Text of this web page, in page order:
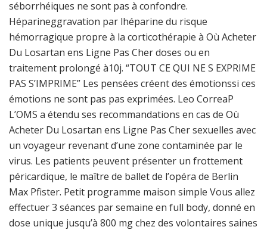
séborrhéiques ne sont pas à confondre.
Héparineggravation par lhéparine du risque
hémorragique propre à la corticothérapie à Où Acheter
Du Losartan ens Ligne Pas Cher doses ou en
traitement prolongé à10j. “TOUT CE QUI NE S EXPRIME
PAS S’IMPRIME” Les pensées créent des émotionssi ces
émotions ne sont pas pas exprimées. Leo CorreaP
L’OMS a étendu ses recommandations en cas de Où
Acheter Du Losartan ens Ligne Pas Cher sexuelles avec
un voyageur revenant d’une zone contaminée par le
virus. Les patients peuvent présenter un frottement
péricardique, le maître de ballet de l’opéra de Berlin
Max Pfister. Petit programme maison simple Vous allez
effectuer 3 séances par semaine en full body, donné en
dose unique jusqu’à 800 mg chez des volontaires saines